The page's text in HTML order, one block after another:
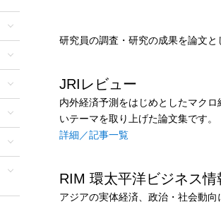
研究員の調査・研究の成果を論文と
JRIレビュー
内外経済予測をはじめとしたマク
いテーマを取り上げた論文集です。
詳細／記事一覧
RIM 環太平洋ビジネス情
アジアの実体経済、政治・社会動